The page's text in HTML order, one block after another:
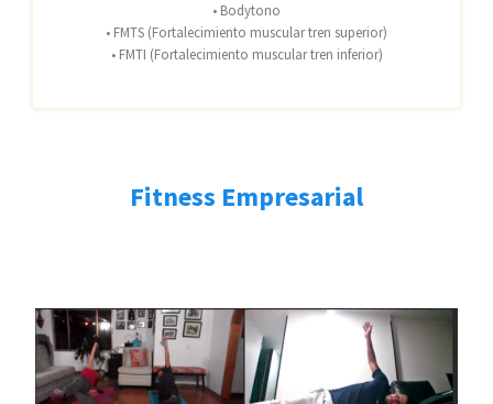
• Bodytono
• FMTS (Fortalecimiento muscular tren superior)
• FMTI (Fortalecimiento muscular tren inferior)
Fitness Empresarial